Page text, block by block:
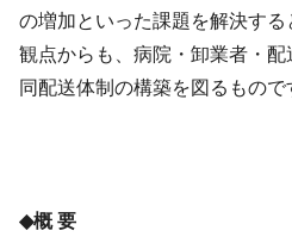
の増加といった課題を解決す
観点からも、病院・卸業者・
同配送体制の構築を図るもので
◆概 要